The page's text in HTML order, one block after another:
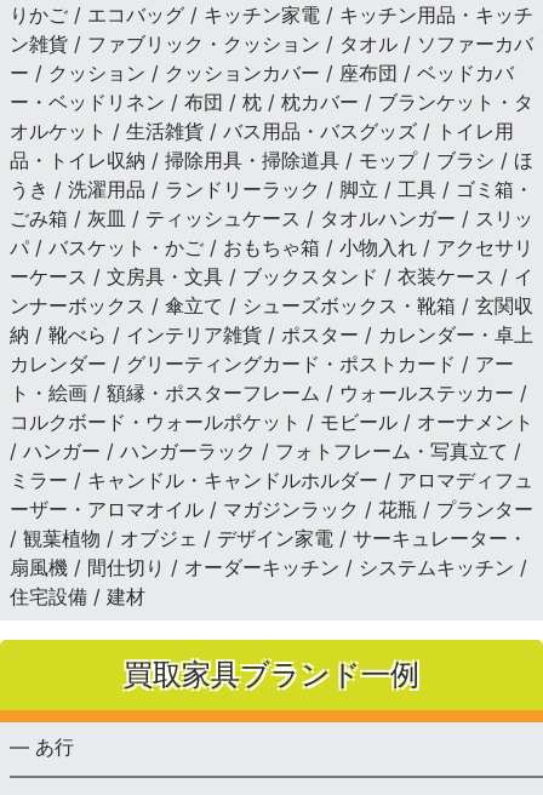
りかご / エコバッグ / キッチン家電 / キッチン用品・キッチ
ン雑貨 / ファブリック・クッション / タオル / ソファーカバ
ー / クッション / クッションカバー / 座布団 / ベッドカバ
ー・ベッドリネン / 布団 / 枕 / 枕カバー / ブランケット・タ
オルケット / 生活雑貨 / バス用品・バスグッズ / トイレ用
品・トイレ収納 / 掃除用具・掃除道具 / モップ / ブラシ / ほ
うき / 洗濯用品 / ランドリーラック / 脚立 / 工具 / ゴミ箱・
ごみ箱 / 灰皿 / ティッシュケース / タオルハンガー / スリッ
パ / バスケット・かご / おもちゃ箱 / 小物入れ / アクセサリ
ーケース / 文房具・文具 / ブックスタンド / 衣装ケース / イ
ンナーボックス / 傘立て / シューズボックス・靴箱 / 玄関収
納 / 靴べら / インテリア雑貨 / ポスター / カレンダー・卓上
カレンダー / グリーティングカード・ポストカード / アー
ト・絵画 / 額縁・ポスターフレーム / ウォールステッカー /
コルクボード・ウォールポケット / モビール / オーナメント
/ ハンガー / ハンガーラック / フォトフレーム・写真立て /
ミラー / キャンドル・キャンドルホルダー / アロマディフュ
ーザー・アロマオイル / マガジンラック / 花瓶 / プランター
/ 観葉植物 / オブジェ / デザイン家電 / サーキュレーター・
扇風機 / 間仕切り / オーダーキッチン / システムキッチン /
住宅設備 / 建材
買取家具ブランド一例
— あ行